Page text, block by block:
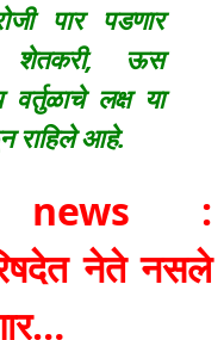
पार पडणार
शेतकरी, ऊस
लक्ष या
राहिले आहे.
news :
नेते नसले